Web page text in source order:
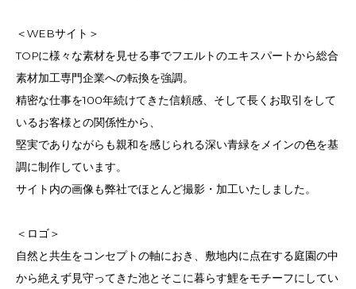
＜WEBサイト＞
TOPに様々な素材を見せる事でフエルトのエキスパートから総合
素材加工専門企業への転換を強調。
精密な仕事を100年続けてきた信頼感、そして長くお取引をして
いるお客様との関係性から、
堅実でありながらも親和を感じられる深い青緑をメインの色を基
調に制作しています。
サイト内の画像も弊社でほとんど撮影・加工いたしました。
＜ロゴ＞
自然と共生をコンセプトの軸におき、敷地内に点在する庭園の中
から絶えず見守ってきた池とそこに暮らす鯉をモチーフにしてい